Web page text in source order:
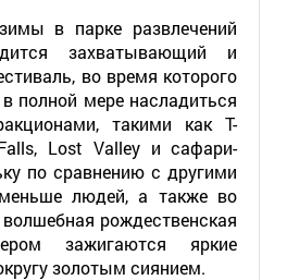
в парке развлечений
захватывающий и
во время которого
полной мере насладиться
такими как T-
Lost Valley и сафари-
по сравнению с другими
людей, а также во
рождественская
зажигаются яркие
золотым сиянием.